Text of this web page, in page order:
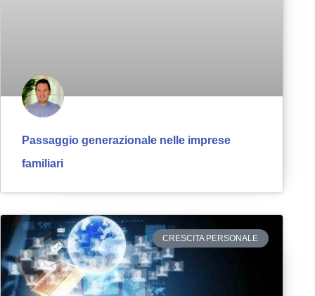
Passaggio generazionale nelle imprese
familiari
CRESCITA PERSONALE